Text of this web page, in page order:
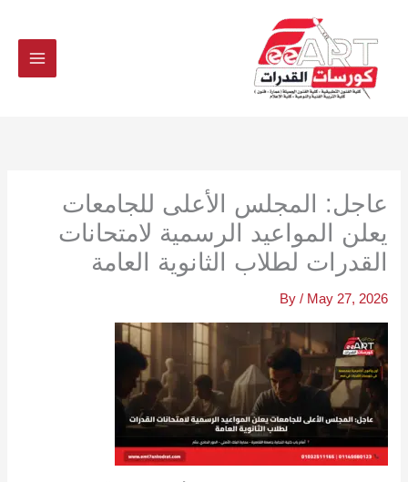
عاجل: المجلس الأعلى للجامعات
يعلن المواعيد الرسمية لامتحانات
القدرات لطلاب الثانوية العامة
By / May 27, 2026